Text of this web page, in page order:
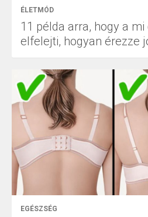
ÉLETMÓD
11 példa arra, hogy a
elfelejti, hogyan érezze
EGÉSZSÉG